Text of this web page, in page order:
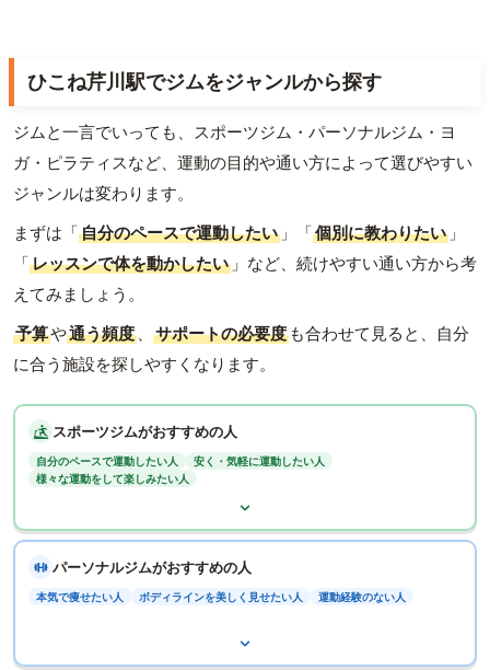
ひこね芹川駅でジムをジャンルから探す
ジムと一言でいっても、スポーツジム・パーソナルジム・ヨ
ガ・ピラティスなど、運動の目的や通い方によって選びやすい
ジャンルは変わります。
まずは「自分のペースで運動したい 」「個別に教わりたい 」
「レッスンで体を動かしたい 」など、続けやすい通い方から考
えてみましょう。
予算や通う頻度 、 サポートの必要度 も合わせて見ると、自分
に合う施設を探しやすくなります。
スポーツジムがおすすめの人
自分のペースで運動したい人
安く・気軽に運動したい人
様々な運動をして楽しみたい人
パーソナルジムがおすすめの人
本気で痩せたい人 ボディラインを美しく見せたい人 運動経験のない人